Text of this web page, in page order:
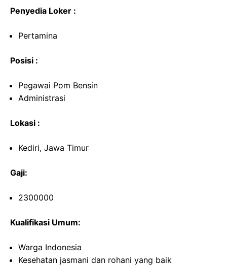
Penyedia Loker :
Pertamina
Posisi :
Pegawai Pom Bensin
Administrasi
Lokasi :
Kediri, Jawa Timur
Gaji:
2300000
Kualifikasi Umum:
Warga Indonesia
Kesehatan jasmani dan rohani yang baik